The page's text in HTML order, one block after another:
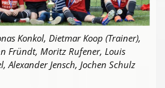
Konkol, Dietmar Koop (Trainer),
Fründt, Moritz Rufener, Louis
Alexander Jensch, Jochen Schulz